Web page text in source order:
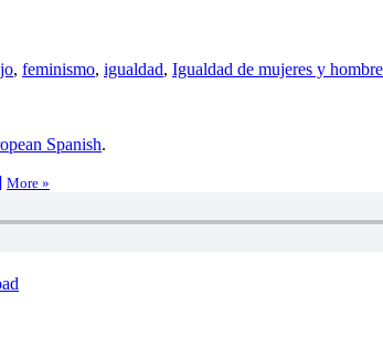
, feminismo, igualdad, Igualdad de mujeres y
Spanish.
More »